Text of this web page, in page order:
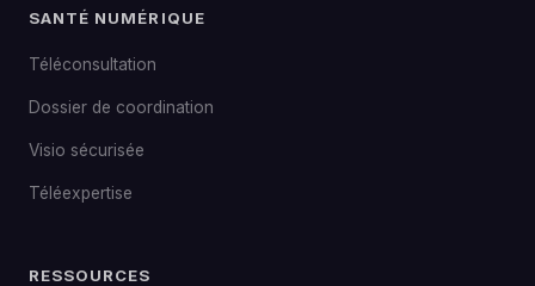
SANTÉ NUMÉRIQUE
Téléconsultation
Dossier de coordination
Visio sécurisée
Téléexpertise
RESSOURCES